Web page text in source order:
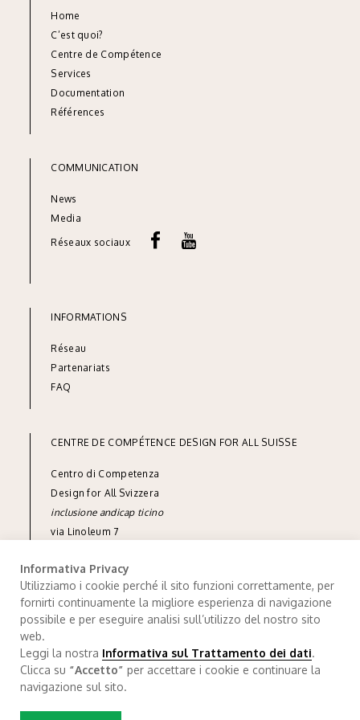
Home
C’est quoi?
Centre de Compétence
Services
Documentation
Références
COMMUNICATION
News
Media
Réseaux sociaux
INFORMATIONS
Réseau
Partenariats
FAQ
CENTRE DE COMPÉTENCE DESIGN FOR ALL SUISSE
Centro di Competenza
Design for All Svizzera
inclusione andicap ticino
via Linoleum 7
tel+41 91 850 90 90
e-mailinfo@designforall.ch
Traitement de données.Credits
Informativa Privacy
Utilizziamo i cookie perché il sito funzioni correttamente, per
fornirti continuamente la migliore esperienza di navigazione
possibile e per eseguire analisi sull’utilizzo del nostro sito
web.
Leggi la nostra Informativa sul Trattamento dei dati.
Clicca su “Accetto” per accettare i cookie e continuare la
navigazione sul sito.